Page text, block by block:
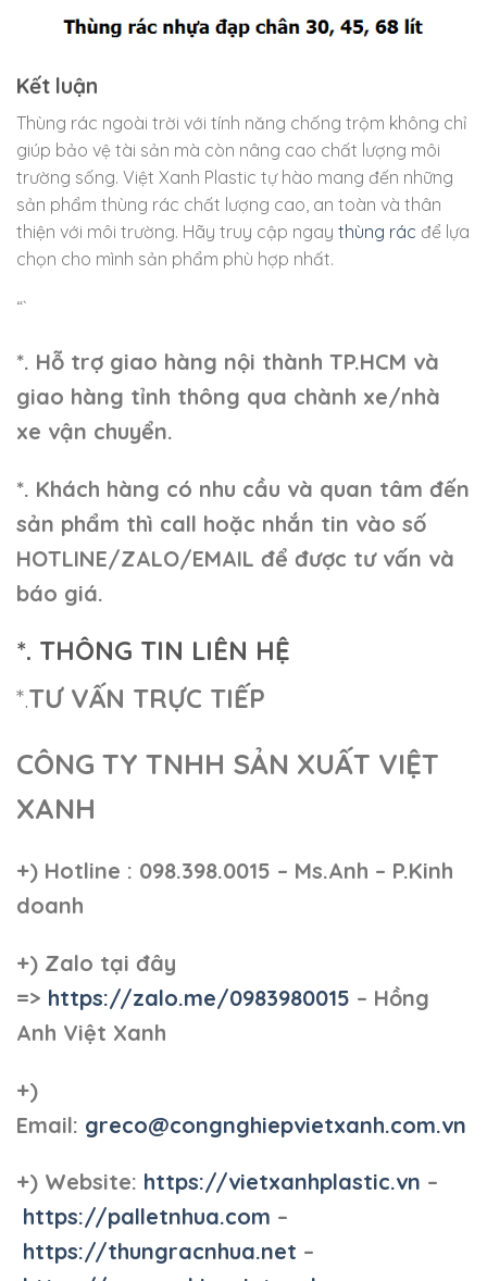
Kết luận
Thùng rác ngoài trời với tính năng chống trộm không chỉ
giúp bảo vệ tài sản mà còn nâng cao chất lượng môi
trường sống. Việt Xanh Plastic tự hào mang đến những
sản phẩm thùng rác chất lượng cao, an toàn và thân
thiện với môi trường. Hãy truy cập ngay thùng rác để lựa
chọn cho mình sản phẩm phù hợp nhất.
“`
*. Hỗ trợ giao hàng nội thành TP.HCM và
giao hàng tỉnh thông qua chành xe/nhà
xe vận chuyển.
*. Khách hàng có nhu cầu và quan tâm đến
sản phẩm thì call hoặc nhắn tin vào số
HOTLINE/ZALO/EMAIL để được tư vấn và
báo giá.
*. THÔNG TIN LIÊN HỆ
*.TƯ VẤN TRỰC TIẾP
CÔNG TY TNHH SẢN XUẤT VIỆT
XANH
+) Hotline : 098.398.0015 – Ms.Anh – P.Kinh
doanh
+) Zalo tại đây
=> https://zalo.me/0983980015 – Hồng
Anh Việt Xanh
+)
Email: greco@congnghiepvietxanh.com.vn
+) Website: https://vietxanhplastic.vn –
https://palletnhua.com –
https://thungracnhua.net –